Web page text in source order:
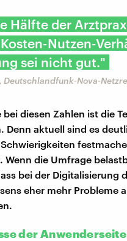
Hälfte der
Nutzen-
sei nicht gut."
Deutschlandfunk-Nova-
diesen Zahlen ist die
Denn aktuell sind es
Wenn die Umfrage
bei der Digitalisierung
eher mehr Probleme
der